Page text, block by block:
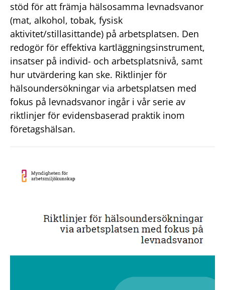
stöd för att främja hälsosamma levnadsvanor
(mat, alkohol, tobak, fysisk
aktivitet/stillasittande) på arbetsplatsen. Den
redogör för effektiva kartläggningsinstrument,
insatser på individ- och arbetsplatsnivå, samt
hur utvärdering kan ske. Riktlinjer för
hälsoundersökningar via arbetsplatsen med
fokus på levnadsvanor ingår i vår serie av
riktlinjer för evidensbaserad praktik inom
företagshälsan.